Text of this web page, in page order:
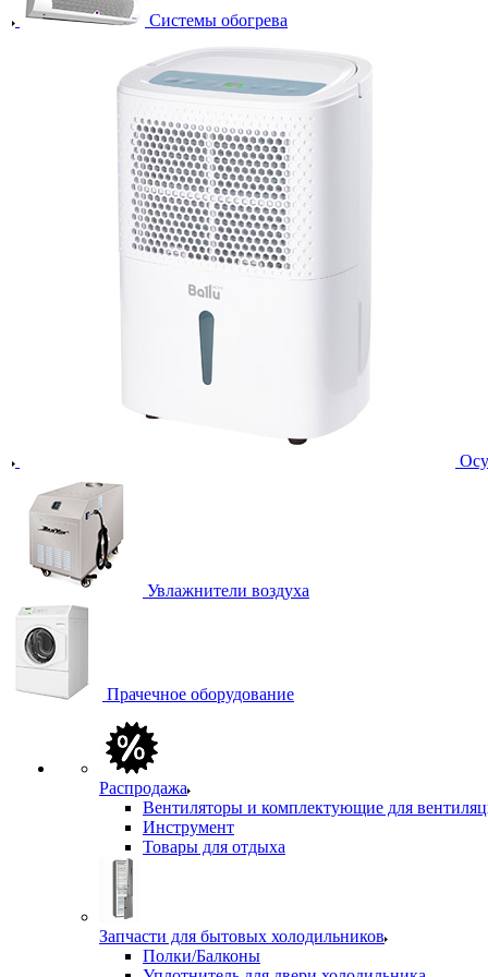
Системы обогрева
Увлажнители воздуха
Прачечное оборудование
Распродажа
Вентиляторы и комплектующие для
Инструмент
Товары для отдыха
Запчасти для бытовых холодильников
Полки/Балконы